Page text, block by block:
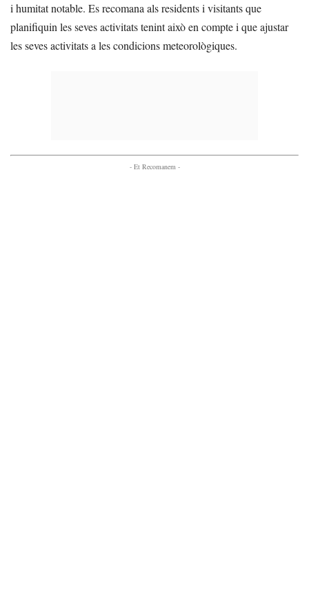
i humitat notable. Es recomana als residents i visitants que
planifiquin les seves activitats tenint això en compte i que ajustar
les seves activitats a les condicions meteorològiques.
- Et Recomanem -